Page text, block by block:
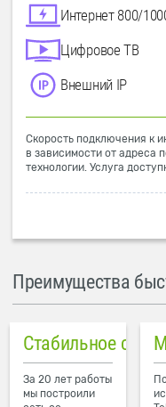
Интернет 800/
Цифровое ТВ
Внешний IP
Скорость подключения к
в зависимости от адреса
технологии. Услуга
Преимущества
Стабильное
За 20 лет работы
мы построили